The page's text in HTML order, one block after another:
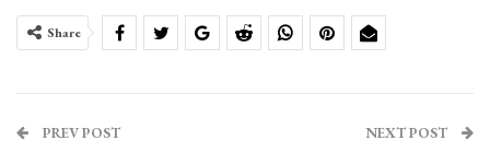
Share
PREV POST NEXT POST